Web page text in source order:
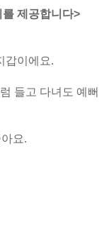
제공합니다>
갑이에요.
들고 다녀도 예뻐
요.